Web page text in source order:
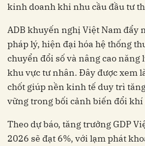
kinh doanh khi nhu cầu đầu tư
ADB khuyến nghị Việt Nam đẩy
pháp lý, hiện đại hóa hệ thống
chuyển đổi số và nâng cao năng
khu vực tư nhân. Đây được xem
chốt giúp nền kinh tế duy trì
vững trong bối cảnh biến đổi khí
Theo dự báo, tăng trưởng GDP
2026 sẽ đạt 6%, với lạm phát